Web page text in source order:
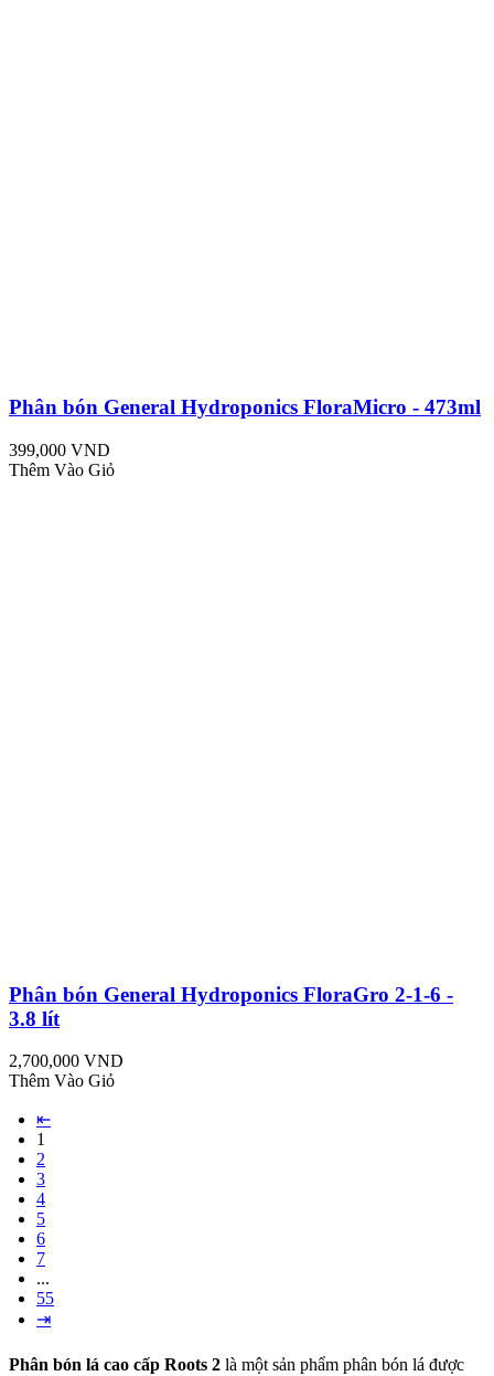
Phân bón General Hydroponics FloraMicro - 473ml
399,000 VND
Thêm Vào Giỏ
Phân bón General Hydroponics FloraGro 2-1-6 -
3.8 lít
2,700,000 VND
Thêm Vào Giỏ
⇤
1
2
3
4
5
6
7
...
55
⇥
Phân bón lá cao cấp Roots 2 là một sản phẩm phân bón lá được